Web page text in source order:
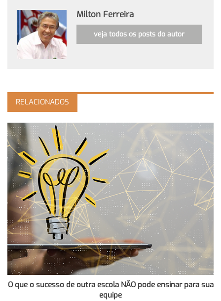
Milton Ferreira
veja todos os posts do autor
RELACIONADOS
O que o sucesso de outra escola NÃO pode ensinar para sua
equipe